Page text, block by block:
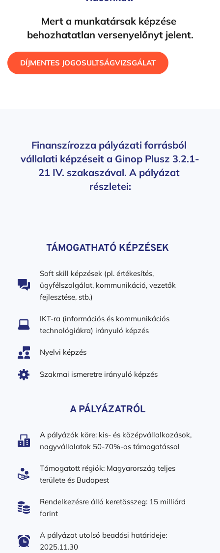
Mert a munkatársak képzése
behozhatatlan versenyelőnyt jelent.
DÍJMENTES JOGOSULTSÁGVIZSGÁLAT
Finanszírozza pályázati forrásból
vállalati képzéseit a Ginop Plusz 3.2.1-
21 IV. szakaszával. A pályázat
részletei:
TÁMOGATHATÓ KÉPZÉSEK
Soft skill képzések (pl. értékesítés,
ügyfélszolgálat, kommunikáció, vezetők
fejlesztése, stb.)
IKT-ra (információs és kommunikációs
technológiákra) irányuló képzés
Nyelvi képzés
Szakmai ismeretre irányuló képzés
A PÁLYÁZATRÓL
A pályázók köre: kis- és középvállalkozások,
nagyvállalatok 50-70%-os támogatással
Támogatott régiók: Magyarország teljes
területe és Budapest
Rendelkezésre álló keretösszeg: 15 milliárd
forint
A pályázat utolsó beadási határideje:
2025.11.30